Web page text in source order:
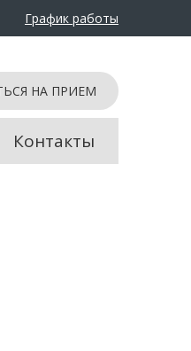
График работы
НА ПРИЕМ
Контакты